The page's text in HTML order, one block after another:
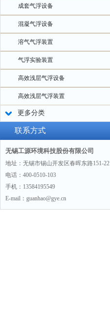
成套气浮设备
混凝气浮设备
溶气气浮装置
气浮实验装置
高效浅层气浮设备
高效浅层气浮装置
更多分类
联系方式
无锡工源环境科技股份有限公司
地址：无锡市锡山开发区春晖东路151-22
电话：400-0510-103
手机：13584195549
E-mail：guanhao@gye.cn